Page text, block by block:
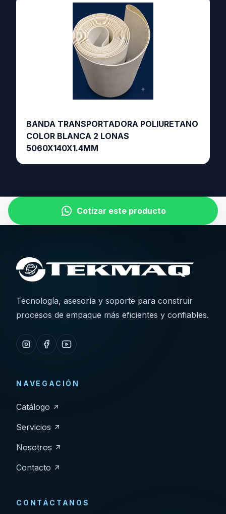
BANDA TRANSPORTADORA POLIURETANO
COLOR BLANCA 2 LONAS
5060X140X1.4MM
Cotizar este producto
Tecnología, asesoría y soporte para construir
procesos de empaque más eficientes y confiables.
NAVEGACIÓN
Catálogo
Servicios
Nosotros
Contacto
CONTÁCTANOS